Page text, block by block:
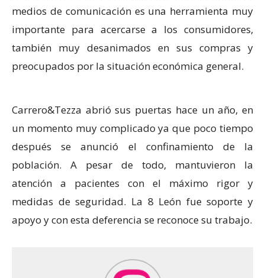
medios de comunicación es una herramienta muy
importante para acercarse a los consumidores,
también muy desanimados en sus compras y
preocupados por la situación económica general.
Carrero&Tezza abrió sus puertas hace un año, en
un momento muy complicado ya que poco tiempo
después se anunció el confinamiento de la
población. A pesar de todo, mantuvieron la
atención a pacientes con el máximo rigor y
medidas de seguridad. La 8 León fue soporte y
apoyo y con esta deferencia se reconoce su trabajo.